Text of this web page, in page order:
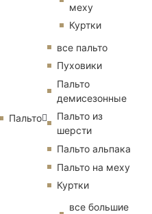
меху
Куртки
Пальто
все пальто
Пуховики
Пальто
демисезонные
Пальто из
шерсти
Пальто альпака
Пальто на меху
Куртки
все большие